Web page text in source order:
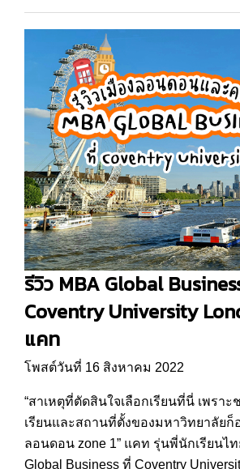
รีวิว MBA Global
Coventry University
แคท
โพสต์วันที่ 16 สิงหาคม 2022
“สาเหตุที่ตัดสินใจเลือกเรียนที่นี่ เพรา
เรียนและสถานที่ตั้งของมหาวิทยาลัยก็
ลอนดอน zone 1” แคท รุ่นพี่นักเรียนไ
Global Business ที่ Coventry